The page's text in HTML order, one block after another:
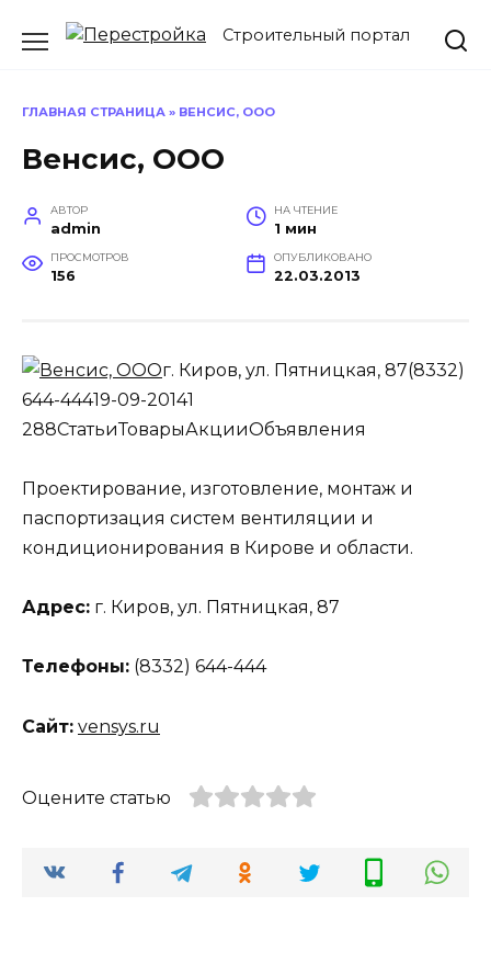
Строительный портал
ГЛАВНАЯ СТРАНИЦА » ВЕНСИС, ООО
Венсис, ООО
АВТОР
admin
НА ЧТЕНИЕ
1 мин
ПРОСМОТРОВ
156
ОПУБЛИКОВАНО
22.03.2013
г. Киров, ул. Пятницкая, 87(8332)
644-44419-09-20141
288СтатьиТоварыАкцииОбъявления
Проектирование, изготовление, монтаж и
паспортизация систем вентиляции и
кондиционирования в Кирове и области.
Адрес: г. Киров, ул. Пятницкая, 87
Телефоны: (8332) 644-444
Сайт: vensys.ru
Оцените статью